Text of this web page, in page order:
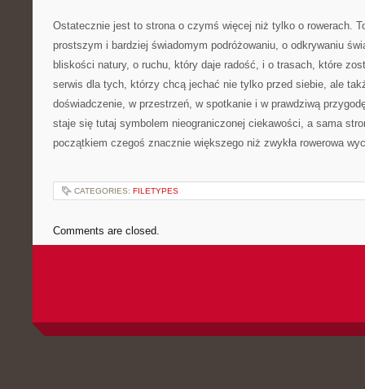
Ostatecznie jest to strona o czymś więcej niż tylko o rowerach.
prostszym i bardziej świadomym podróżowaniu, o odkrywaniu
bliskości natury, o ruchu, który daje radość, i o trasach, które
serwis dla tych, którzy chcą jechać nie tylko przed siebie, ale
doświadczenie, w przestrzeń, w spotkanie i w prawdziwą
staje się tutaj symbolem nieograniczonej ciekawości, a sama
początkiem czegoś znacznie większego niż zwykła rowerowa
CATEGORIES: FILETYPES
Comments are closed.